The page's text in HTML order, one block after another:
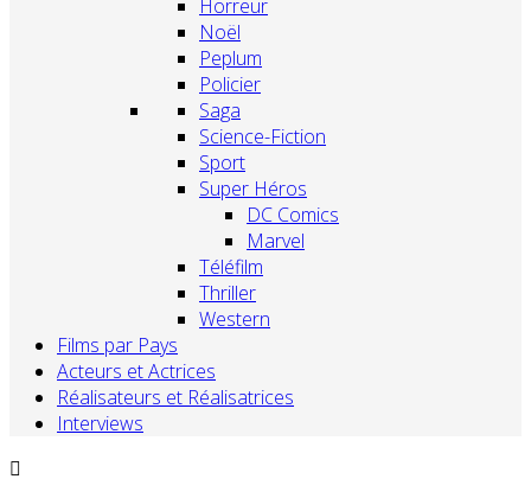
Horreur
Noël
Peplum
Policier
Saga
Science-Fiction
Sport
Super Héros
DC Comics
Marvel
Téléfilm
Thriller
Western
Films par Pays
Acteurs et Actrices
Réalisateurs et Réalisatrices
Interviews